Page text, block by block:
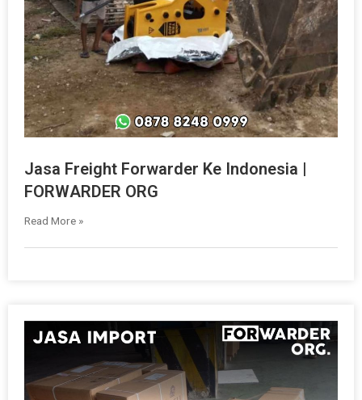
Jasa Freight Forwarder Ke Indonesia |
FORWARDER ORG
Read More »